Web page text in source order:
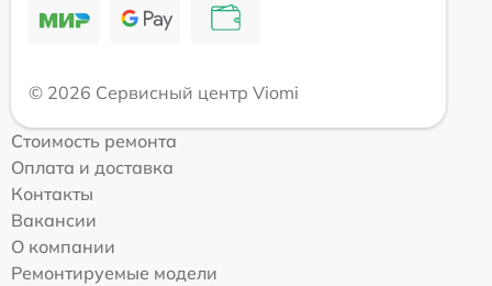
© 2026 Сервисный центр Viomi
Стоимость ремонта
Оплата и доставка
Контакты
Вакансии
О компании
Ремонтируемые модели